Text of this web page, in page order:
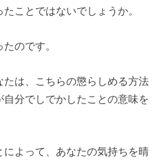
ことではないでしょうか。
のです。
は、こちらの懲らしめる方法
分でしでかしたことの意味を
よって、あなたの気持ちを晴